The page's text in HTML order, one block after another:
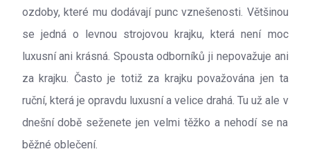
ozdoby, které mu dodávají punc vznešenosti. Většinou
se jedná o levnou strojovou krajku, která není moc
luxusní ani krásná. Spousta odborníků ji nepovažuje ani
za krajku. Často je totiž za krajku považována jen ta
ruční, která je opravdu luxusní a velice drahá. Tu už ale v
dnešní době seženete jen velmi těžko a nehodí se na
běžné oblečení.